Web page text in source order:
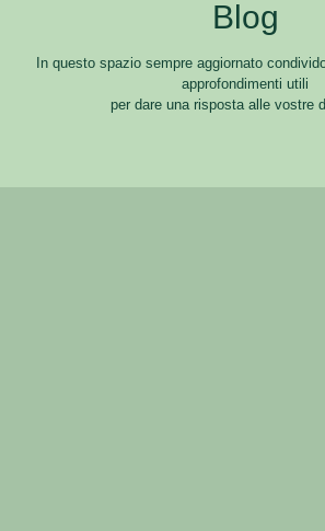
Blog
In questo spazio sempre aggiornato
approfondimenti utili
per dare una risposta alle vostre